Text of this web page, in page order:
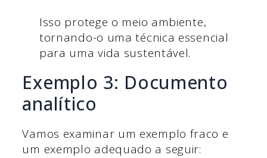
Isso protege o meio ambiente,
tornando-o uma técnica essencial
para uma vida sustentável.
Exemplo 3: Documento
analítico
Vamos examinar um exemplo fraco e
um exemplo adequado a seguir: